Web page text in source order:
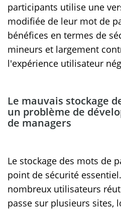
participants utilise une
modifiée de leur mot de
bénéfices en termes de
mineurs et largement
l'expérience utilisateur
Le mauvais stockage
un problème de
de managers
Le stockage des mots de
point de sécurité
nombreux utilisateurs
passe sur plusieurs sites,